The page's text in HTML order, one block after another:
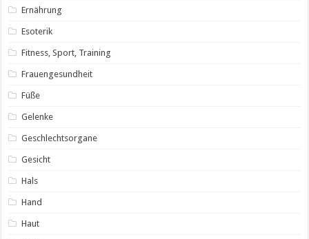
Ernährung
Esoterik
Fitness, Sport, Training
Frauengesundheit
Füße
Gelenke
Geschlechtsorgane
Gesicht
Hals
Hand
Haut